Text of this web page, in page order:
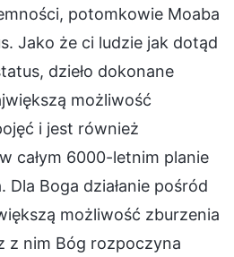
potomkowie Moaba
Jako że ci ludzie jak dotąd
dzieło dokonane
możliwość
i jest również
całym 6000-letnim planie
Dla Boga działanie pośród
możliwość zburzenia
z nim Bóg rozpoczyna